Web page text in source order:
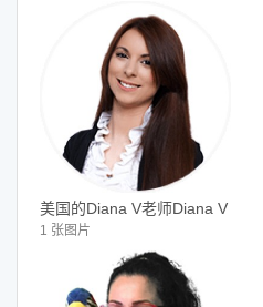
美国的Diana V老师Diana V
1 张图片